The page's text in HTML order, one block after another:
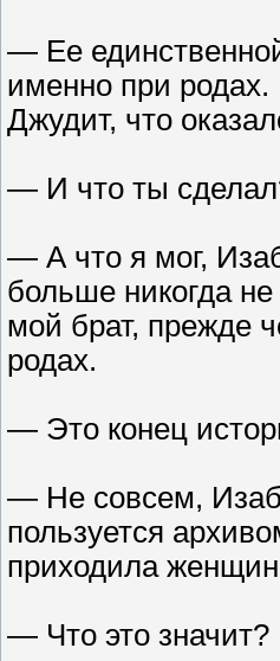
— Ее
именно при
Джудит, что
— И что ты
— А что я мог,
больше никогда
мой брат, прежде
родах.
— Это конец
— Не совсем,
пользуется
приходила
— Что это значит?